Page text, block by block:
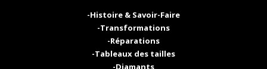
-Histoire & Savoir-Faire
-Transformations
-Réparations
-Tableaux des tailles
-Diamants